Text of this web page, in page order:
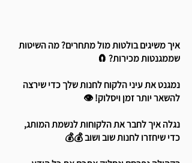
איך משיגים בולטות מול מתחרים? מה השיטות
שממגנטות מכירות? 🧲
נמגנט את עיני הלקוח לחנות שלך כדי שירצה
להשאר יותר זמן ויסלוק! 👁️
נגלה איך לחבר את הלקוחות לנשמת המותג,
כדי שיחזרו לחנות שוב ושוב 💰💰